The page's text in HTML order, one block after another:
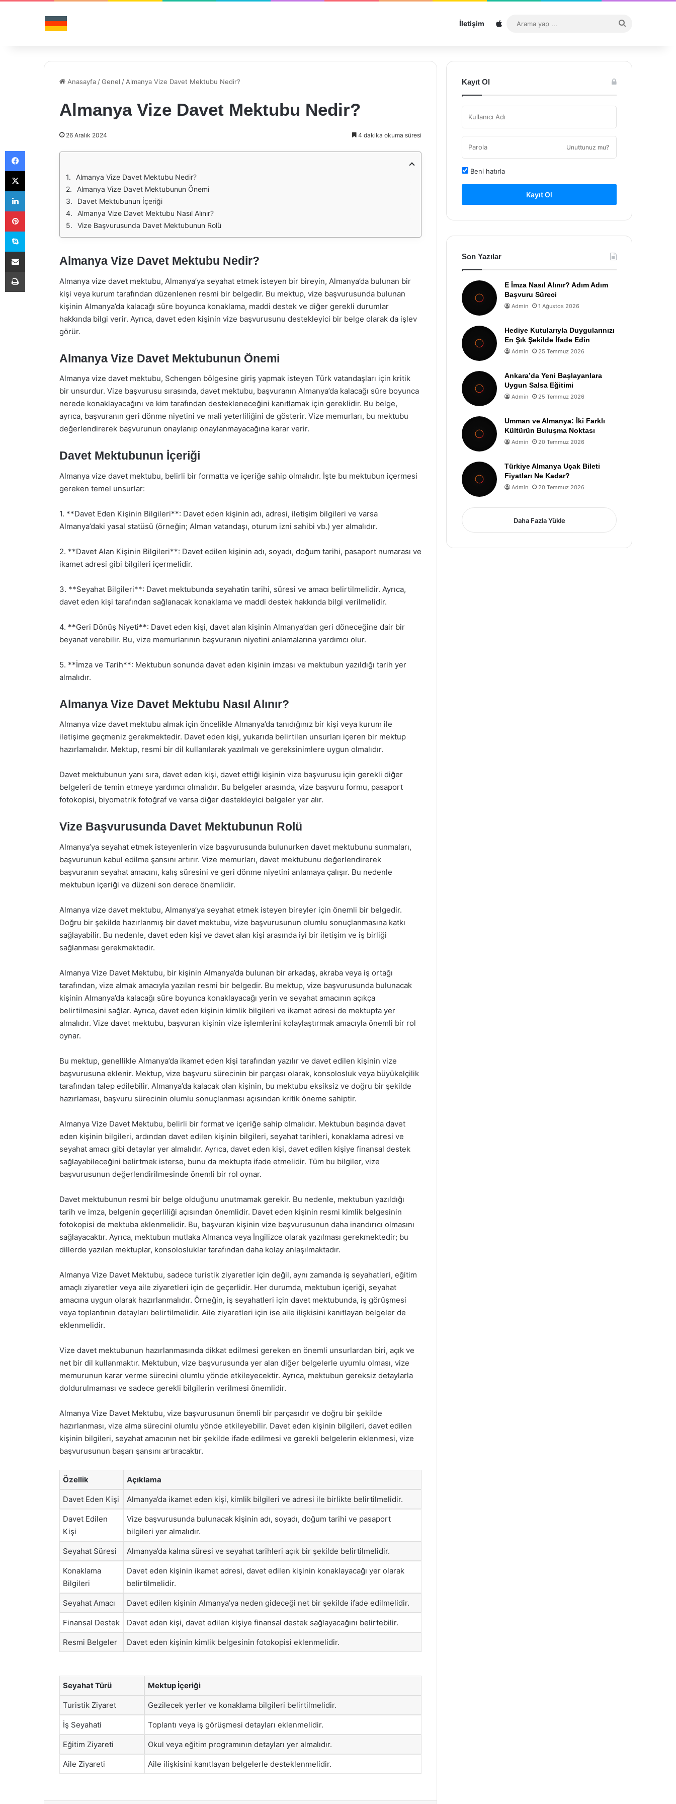
İletişim Sitemap
...
Anasayfa /Genel / Almanya Vize Davet Mektubu Nedir?
Almanya Vize Davet Mektubu Nedir?
26 Aralık 2024 4 dakika okuma süresi
Almanya Vize Davet Mektubu Nedir?
Almanya Vize Davet Mektubunun Önemi
Davet Mektubunun İçeriği
Almanya Vize Davet Mektubu Nasıl Alınır?
Vize Başvurusunda Davet Mektubunun Rolü
Almanya Vize Davet Mektubu Nedir?
Almanya vize davet mektubu, Almanya’ya seyahat etmek isteyen bir bireyin, Almanya’da bulunan bir
kişi veya kurum tarafından düzenlenen resmi bir belgedir. Bu mektup, vize başvurusunda bulunan
kişinin Almanya’da kalacağı süre boyunca konaklama, maddi destek ve diğer gerekli durumlar
hakkında bilgi verir. Ayrıca, davet eden kişinin vize başvurusunu destekleyici bir belge olarak da işlev
görür.
Almanya Vize Davet Mektubunun Önemi
Almanya vize davet mektubu, Schengen bölgesine giriş yapmak isteyen Türk vatandaşları için kritik
bir unsurdur. Vize başvurusu sırasında, davet mektubu, başvuranın Almanya’da kalacağı süre boyunca
nerede konaklayacağını ve kim tarafından destekleneceğini kanıtlamak için gereklidir. Bu belge,
ayrıca, başvuranın geri dönme niyetini ve mali yeterliliğini de gösterir. Vize memurları, bu mektubu
değerlendirerek başvurunun onaylanıp onaylanmayacağına karar verir.
Davet Mektubunun İçeriği
Almanya vize davet mektubu, belirli bir formatta ve içeriğe sahip olmalıdır. İşte bu mektubun içermesi
gereken temel unsurlar:
1. **Davet Eden Kişinin Bilgileri**: Davet eden kişinin adı, adresi, iletişim bilgileri ve varsa
Almanya’daki yasal statüsü (örneğin; Alman vatandaşı, oturum izni sahibi vb.) yer almalıdır.
2. **Davet Alan Kişinin Bilgileri**: Davet edilen kişinin adı, soyadı, doğum tarihi, pasaport numarası ve
ikamet adresi gibi bilgileri içermelidir.
3. **Seyahat Bilgileri**: Davet mektubunda seyahatin tarihi, süresi ve amacı belirtilmelidir. Ayrıca,
davet eden kişi tarafından sağlanacak konaklama ve maddi destek hakkında bilgi verilmelidir.
4. **Geri Dönüş Niyeti**: Davet eden kişi, davet alan kişinin Almanya’dan geri döneceğine dair bir
beyanat verebilir. Bu, vize memurlarının başvuranın niyetini anlamalarına yardımcı olur.
5. **İmza ve Tarih**: Mektubun sonunda davet eden kişinin imzası ve mektubun yazıldığı tarih yer
almalıdır.
Almanya Vize Davet Mektubu Nasıl Alınır?
Almanya vize davet mektubu almak için öncelikle Almanya’da tanıdığınız bir kişi veya kurum ile
iletişime geçmeniz gerekmektedir. Davet eden kişi, yukarıda belirtilen unsurları içeren bir mektup
hazırlamalıdır. Mektup, resmi bir dil kullanılarak yazılmalı ve gereksinimlere uygun olmalıdır.
Davet mektubunun yanı sıra, davet eden kişi, davet ettiği kişinin vize başvurusu için gerekli diğer
belgeleri de temin etmeye yardımcı olmalıdır. Bu belgeler arasında, vize başvuru formu, pasaport
fotokopisi, biyometrik fotoğraf ve varsa diğer destekleyici belgeler yer alır.
Vize Başvurusunda Davet Mektubunun Rolü
Almanya’ya seyahat etmek isteyenlerin vize başvurusunda bulunurken davet mektubunu sunmaları,
başvurunun kabul edilme şansını artırır. Vize memurları, davet mektubunu değerlendirerek
başvuranın seyahat amacını, kalış süresini ve geri dönme niyetini anlamaya çalışır. Bu nedenle
mektubun içeriği ve düzeni son derece önemlidir.
Almanya vize davet mektubu, Almanya’ya seyahat etmek isteyen bireyler için önemli bir belgedir.
Doğru bir şekilde hazırlanmış bir davet mektubu, vize başvurusunun olumlu sonuçlanmasına katkı
sağlayabilir. Bu nedenle, davet eden kişi ve davet alan kişi arasında iyi bir iletişim ve iş birliği
sağlanması gerekmektedir.
Almanya Vize Davet Mektubu, bir kişinin Almanya’da bulunan bir arkadaş, akraba veya iş ortağı
tarafından, vize almak amacıyla yazılan resmi bir belgedir. Bu mektup, vize başvurusunda bulunacak
kişinin Almanya’da kalacağı süre boyunca konaklayacağı yerin ve seyahat amacının açıkça
belirtilmesini sağlar. Ayrıca, davet eden kişinin kimlik bilgileri ve ikamet adresi de mektupta yer
almalıdır. Vize davet mektubu, başvuran kişinin vize işlemlerini kolaylaştırmak amacıyla önemli bir rol
oynar.
Bu mektup, genellikle Almanya’da ikamet eden kişi tarafından yazılır ve davet edilen kişinin vize
başvurusuna eklenir. Mektup, vize başvuru sürecinin bir parçası olarak, konsolosluk veya büyükelçilik
tarafından talep edilebilir. Almanya’da kalacak olan kişinin, bu mektubu eksiksiz ve doğru bir şekilde
hazırlaması, başvuru sürecinin olumlu sonuçlanması açısından kritik öneme sahiptir.
Almanya Vize Davet Mektubu, belirli bir format ve içeriğe sahip olmalıdır. Mektubun başında davet
eden kişinin bilgileri, ardından davet edilen kişinin bilgileri, seyahat tarihleri, konaklama adresi ve
seyahat amacı gibi detaylar yer almalıdır. Ayrıca, davet eden kişi, davet edilen kişiye finansal destek
sağlayabileceğini belirtmek isterse, bunu da mektupta ifade etmelidir. Tüm bu bilgiler, vize
başvurusunun değerlendirilmesinde önemli bir rol oynar.
Davet mektubunun resmi bir belge olduğunu unutmamak gerekir. Bu nedenle, mektubun yazıldığı
tarih ve imza, belgenin geçerliliği açısından önemlidir. Davet eden kişinin resmi kimlik belgesinin
fotokopisi de mektuba eklenmelidir. Bu, başvuran kişinin vize başvurusunun daha inandırıcı olmasını
sağlayacaktır. Ayrıca, mektubun mutlaka Almanca veya İngilizce olarak yazılması gerekmektedir; bu
dillerde yazılan mektuplar, konsolosluklar tarafından daha kolay anlaşılmaktadır.
Almanya Vize Davet Mektubu, sadece turistik ziyaretler için değil, aynı zamanda iş seyahatleri, eğitim
amaçlı ziyaretler veya aile ziyaretleri için de geçerlidir. Her durumda, mektubun içeriği, seyahat
amacına uygun olarak hazırlanmalıdır. Örneğin, iş seyahatleri için davet mektubunda, iş görüşmesi
veya toplantının detayları belirtilmelidir. Aile ziyaretleri için ise aile ilişkisini kanıtlayan belgeler de
eklenmelidir.
Vize davet mektubunun hazırlanmasında dikkat edilmesi gereken en önemli unsurlardan biri, açık ve
net bir dil kullanmaktır. Mektubun, vize başvurusunda yer alan diğer belgelerle uyumlu olması, vize
memurunun karar verme sürecini olumlu yönde etkileyecektir. Ayrıca, mektubun gereksiz detaylarla
doldurulmaması ve sadece gerekli bilgilerin verilmesi önemlidir.
Almanya Vize Davet Mektubu, vize başvurusunun önemli bir parçasıdır ve doğru bir şekilde
hazırlanması, vize alma sürecini olumlu yönde etkileyebilir. Davet eden kişinin bilgileri, davet edilen
kişinin bilgileri, seyahat amacının net bir şekilde ifade edilmesi ve gerekli belgelerin eklenmesi, vize
başvurusunun başarı şansını artıracaktır.
Özellik Açıklama
Davet Eden Kişi Almanya’da ikamet eden kişi, kimlik bilgileri ve adresi ile birlikte belirtilmelidir.
Davet Edilen
Kişi
Vize başvurusunda bulunacak kişinin adı, soyadı, doğum tarihi ve pasaport
bilgileri yer almalıdır.
Seyahat Süresi Almanya’da kalma süresi ve seyahat tarihleri açık bir şekilde belirtilmelidir.
Konaklama
Bilgileri
Davet eden kişinin ikamet adresi, davet edilen kişinin konaklayacağı yer olarak
belirtilmelidir.
Seyahat Amacı Davet edilen kişinin Almanya’ya neden gideceği net bir şekilde ifade edilmelidir.
Finansal Destek Davet eden kişi, davet edilen kişiye finansal destek sağlayacağını belirtebilir.
Resmi Belgeler Davet eden kişinin kimlik belgesinin fotokopisi eklenmelidir.
Seyahat Türü Mektup İçeriği
Turistik Ziyaret Gezilecek yerler ve konaklama bilgileri belirtilmelidir.
İş Seyahati Toplantı veya iş görüşmesi detayları eklenmelidir.
Eğitim Ziyareti Okul veya eğitim programının detayları yer almalıdır.
Aile Ziyareti Aile ilişkisini kanıtlayan belgelerle desteklenmelidir.
Kayıt Ol
Unuttunuz mu?
Beni hatırla
Kayıt Ol
Son Yazılar
E İmza Nasıl Alınır? Adım Adım
Başvuru Süreci
Admin 1 Ağustos 2026
Hediye Kutularıyla Duygularınızı
En Şık Şekilde İfade Edin
Admin 25 Temmuz 2026
Ankara’da Yeni Başlayanlara
Uygun Salsa Eğitimi
Admin 25 Temmuz 2026
Umman ve Almanya: İki Farklı
Kültürün Buluşma Noktası
Admin 20 Temmuz 2026
Türkiye Almanya Uçak Bileti
Fiyatları Ne Kadar?
Admin 20 Temmuz 2026
Daha Fazla Yükle
Facebook
X
LinkedIn
Pinterest
Skype
E-Posta ile paylaş